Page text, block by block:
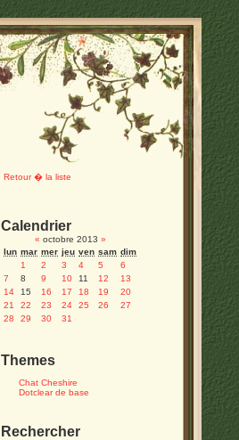
Retour � la liste
Calendrier
« octobre 2013 »
lun mar mer jeu ven sam dim
1
2 3 4 5
6
7
8 9 10 11 12
13
14
15 16 17 18 19
20
21
22 23 24 25 26
27
28
29 30 31
Themes
Chat Cheshire
Dotclear de base
Rechercher